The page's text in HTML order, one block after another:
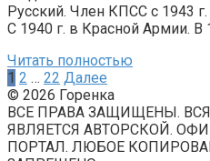
Русский. Член КПСС с 1943
С 1940 г. в Красной Армии. В
Читать полностью
Пагинация
записей
1 2 … 22 Далее
© 2026 Горенка
ВСЕ ПРАВА ЗАЩИЩЕНЫ.
ЯВЛЯЕТСЯ АВТОРСКОЙ.
ПОРТАЛ. ЛЮБОЕ